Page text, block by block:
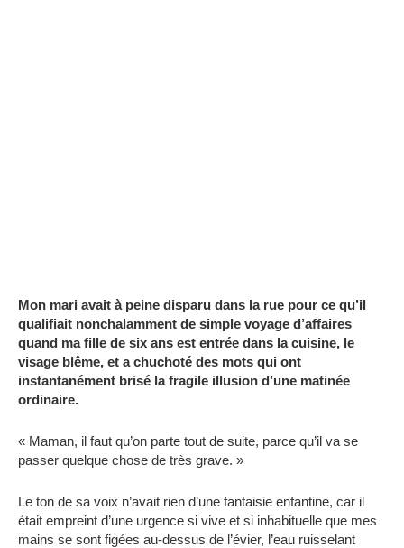
Mon mari avait à peine disparu dans la rue pour ce qu’il
qualifiait nonchalamment de simple voyage d’affaires
quand ma fille de six ans est entrée dans la cuisine, le
visage blême, et a chuchoté des mots qui ont
instantanément brisé la fragile illusion d’une matinée
ordinaire.
« Maman, il faut qu’on parte tout de suite, parce qu’il va se
passer quelque chose de très grave. »
Le ton de sa voix n’avait rien d’une fantaisie enfantine, car il
était empreint d’une urgence si vive et si inhabituelle que mes
mains se sont figées au-dessus de l’évier, l’eau ruisselant